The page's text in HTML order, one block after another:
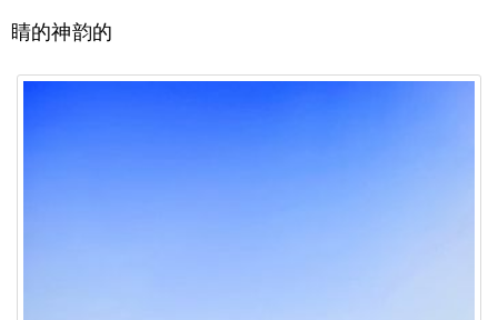
睛的神韵的